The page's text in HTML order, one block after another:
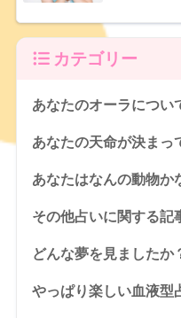
カテゴリー
あなたのオーラについ
あなたの天命が決まっ
あなたはなんの動物か
その他占いに関する記
どんな夢を見ましたか
やっぱり楽しい血液型